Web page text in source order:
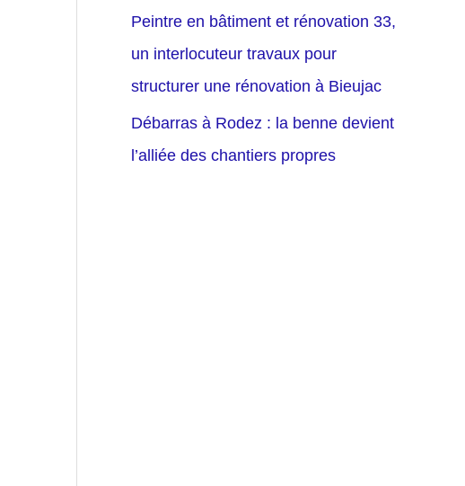
Peintre en bâtiment et rénovation 33,
un interlocuteur travaux pour
structurer une rénovation à Bieujac
Débarras à Rodez : la benne devient
l’alliée des chantiers propres